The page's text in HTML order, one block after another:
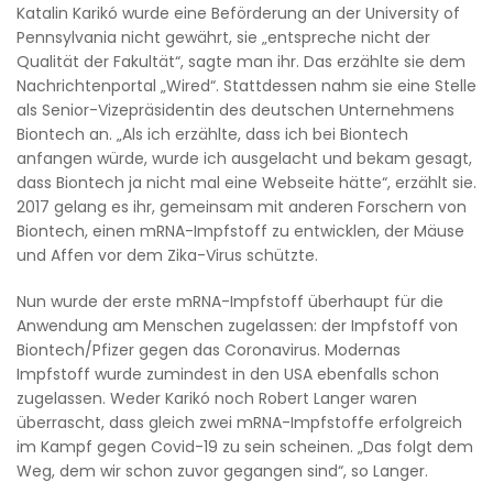
Katalin Karikó wurde eine Beförderung an der University of
Pennsylvania nicht gewährt, sie „entspreche nicht der
Qualität der Fakultät“, sagte man ihr. Das erzählte sie dem
Nachrichtenportal „Wired“. Stattdessen nahm sie eine Stelle
als Senior-Vizepräsidentin des deutschen Unternehmens
Biontech an. „Als ich erzählte, dass ich bei Biontech
anfangen würde, wurde ich ausgelacht und bekam gesagt,
dass Biontech ja nicht mal eine Webseite hätte“, erzählt sie.
2017 gelang es ihr, gemeinsam mit anderen Forschern von
Biontech, einen mRNA-Impfstoff zu entwicklen, der Mäuse
und Affen vor dem Zika-Virus schützte.
Nun wurde der erste mRNA-Impfstoff überhaupt für die
Anwendung am Menschen zugelassen: der Impfstoff von
Biontech/Pfizer gegen das Coronavirus. Modernas
Impfstoff wurde zumindest in den USA ebenfalls schon
zugelassen. Weder Karikó noch Robert Langer waren
überrascht, dass gleich zwei mRNA-Impfstoffe erfolgreich
im Kampf gegen Covid-19 zu sein scheinen. „Das folgt dem
Weg, dem wir schon zuvor gegangen sind“, so Langer.